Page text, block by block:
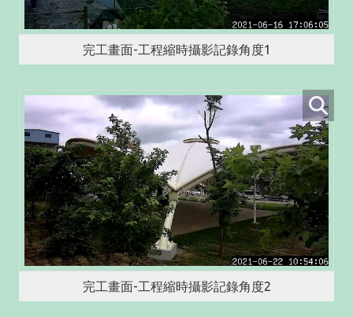
完工畫面-工程縮時攝影記錄角度1
完工畫面-工程縮時攝影記錄角度2